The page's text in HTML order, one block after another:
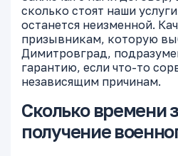
сколько стоят наши
останется неизменной.
призывникам, которую
Димитровград,
гарантию, если что-то
независящим причинам.
Сколько времени
получение